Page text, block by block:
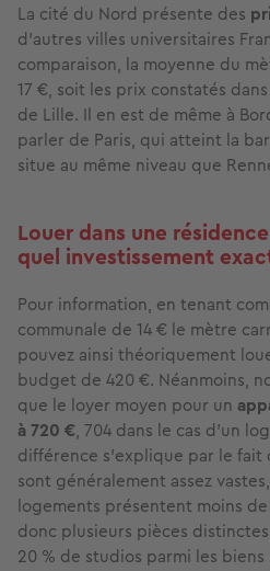
La cité du Nord présente des
d'autres villes universitaires
comparaison, la moyenne du
17 €, soit les prix constatés
de Lille. Il en est de même à
parler de Paris, qui atteint la
situe au même niveau que
Louer dans une
quel investissement
Pour information, en tenant
communale de 14 € le mètre
pouvez ainsi théoriquement
budget de 420 €. Néanmoins,
que le loyer moyen pour un
à 720 €, 704 dans le cas d'un
différence s'explique par le fait
sont généralement assez
logements présentent moins de
donc plusieurs pièces
20 % de studios parmi les biens